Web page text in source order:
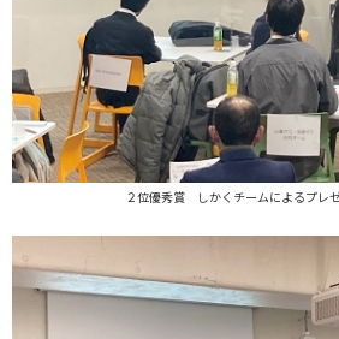
２位優秀賞 しかくチームによるプレ